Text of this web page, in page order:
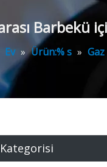
Barbekü
Ev » Ürün:% s »